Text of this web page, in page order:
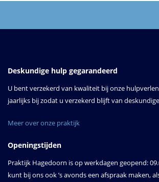
Deskundige hulp gegarandeerd
U bent verzekerd van kwaliteit bij onze
jaarlijks bij zodat u verzekerd blijft van
Meer over onze praktijk
Openingstijden
Praktijk Hagedoorn is op werkdagen geopend:
kunt bij ons ook ’s avonds een afspraak maken,